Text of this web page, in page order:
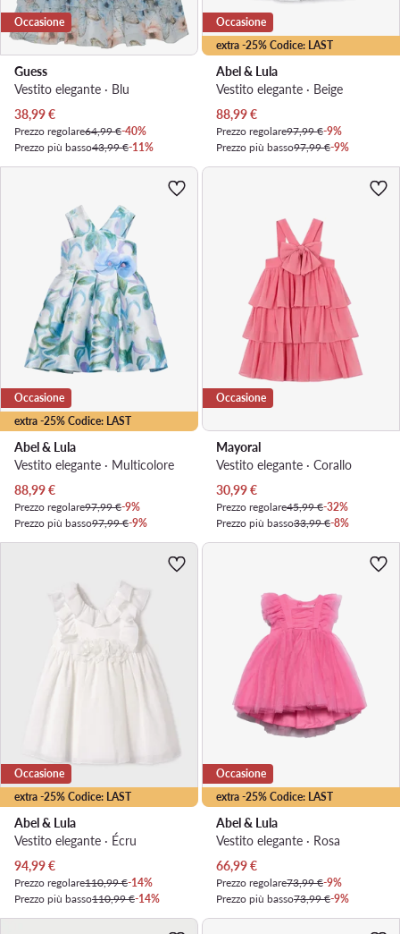
Occasione
Guess
Vestito elegante · Blu
Prezzo attuale
38,99€
Prezzo regolare64,99 €-40%
Prezzo più basso43,99 €-11%
extra -25% Codice: LAST
Occasione
Abel & Lula
Vestito elegante · Beige
Prezzo attuale
88,99€
Prezzo regolare97,99 €-9%
Prezzo più basso97,99 €-9%
extra -25% Codice: LAST
Occasione
Abel & Lula
Vestito elegante · Multicolore
Prezzo attuale
88,99€
Prezzo regolare97,99 €-9%
Prezzo più basso97,99 €-9%
Occasione
Mayoral
Vestito elegante · Corallo
Prezzo attuale
30,99€
Prezzo regolare45,99 €-32%
Prezzo più basso33,99 €-8%
extra -25% Codice: LAST
Occasione
Abel & Lula
Vestito elegante · Écru
Prezzo attuale
94,99€
Prezzo regolare110,99 €-14%
Prezzo più basso110,99 €-14%
extra -25% Codice: LAST
Occasione
Abel & Lula
Vestito elegante · Rosa
Prezzo attuale
66,99€
Prezzo regolare73,99 €-9%
Prezzo più basso73,99 €-9%